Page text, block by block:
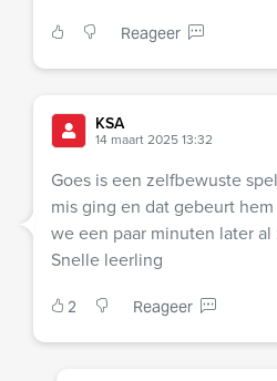
Reageer
KSA
14 maart 2025 13:32
Goes is een zelfbewuste
mis ging en dat gebeurt
we een paar minuten later al
Snelle leerling
2 Reageer